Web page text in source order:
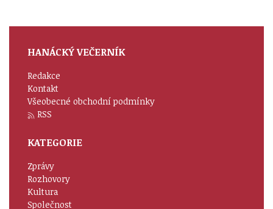
HANÁCKÝ VEČERNÍK
Redakce
Kontakt
Všeobecné obchodní podmínky
RSS
KATEGORIE
Zprávy
Rozhovory
Kultura
Společnost